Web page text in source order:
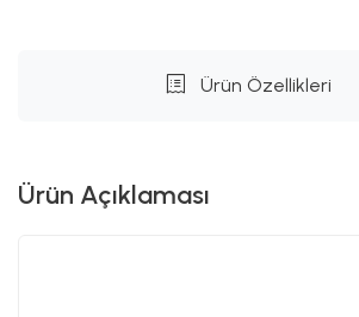
Ürün Özellikleri
Ürün Açıklaması